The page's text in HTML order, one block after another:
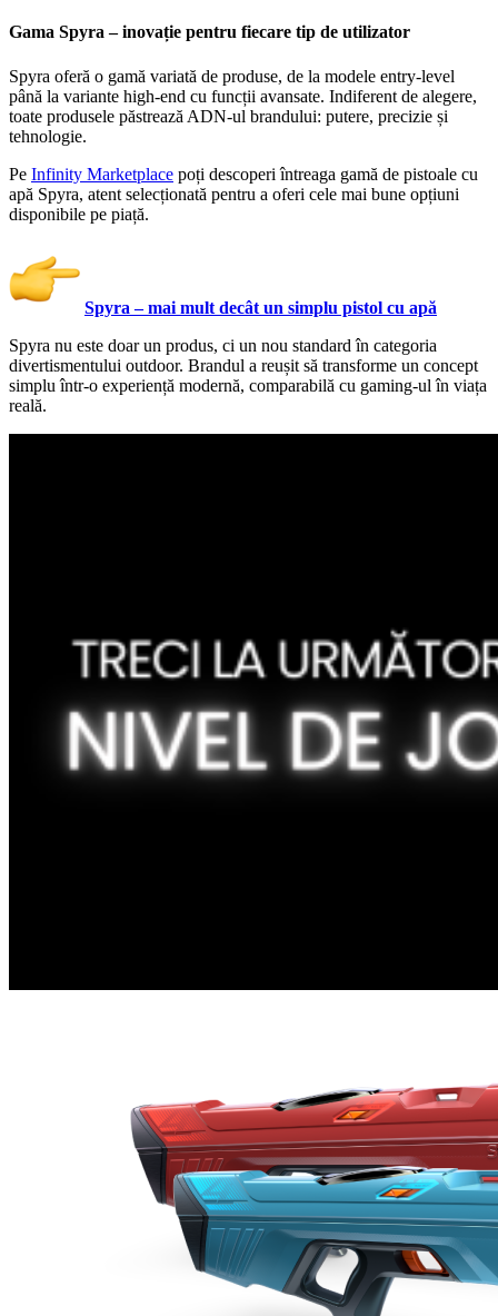
Gama Spyra – inovație pentru fiecare tip de utilizator
Spyra oferă o gamă variată de produse, de la modele entry-level
până la variante high-end cu funcții avansate. Indiferent de alegere,
toate produsele păstrează ADN-ul brandului: putere, precizie și
tehnologie.
Pe Infinity Marketplace poți descoperi întreaga gamă de pistoale cu
apă Spyra, atent selecționată pentru a oferi cele mai bune opțiuni
disponibile pe piață.
Spyra – mai mult decât un simplu pistol cu apă
Spyra nu este doar un produs, ci un nou standard în categoria
divertismentului outdoor. Brandul a reușit să transforme un concept
simplu într-o experiență modernă, comparabilă cu gaming-ul în viața
reală.